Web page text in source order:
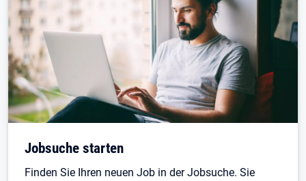
Jobsuche starten
Finden Sie Ihren neuen Job in der Jobsuche. Sie